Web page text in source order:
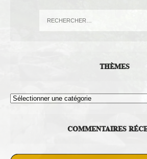
THÈMES
Thèmes
COMMENTAIRES